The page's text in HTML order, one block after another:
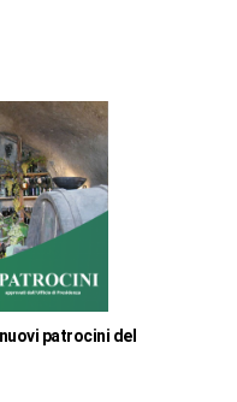
patrocini del